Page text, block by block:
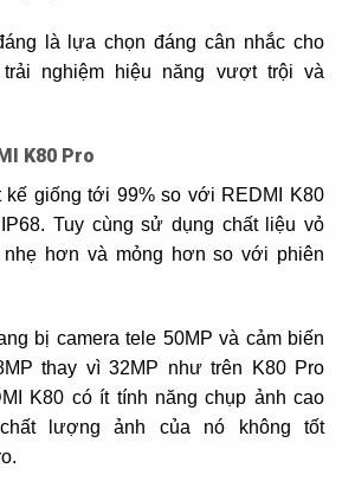
là lựa chọn đáng cân nhắc cho
nghiệm hiệu năng vượt trội và
K80 Pro
kế giống tới 99% so với REDMI K80
Tuy cùng sử dụng chất liệu vỏ
nhẹ hơn và mỏng hơn so với phiên
bị camera tele 50MP và cảm biến
thay vì 32MP như trên K80 Pro
K80 có ít tính năng chụp ảnh cao
lượng ảnh của nó không tốt